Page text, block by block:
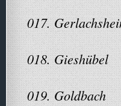
017.
018. Gieshübel
019. Goldbach